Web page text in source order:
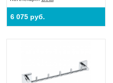
6 075 руб.